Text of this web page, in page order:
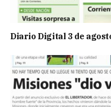
Diario Digital 3 de